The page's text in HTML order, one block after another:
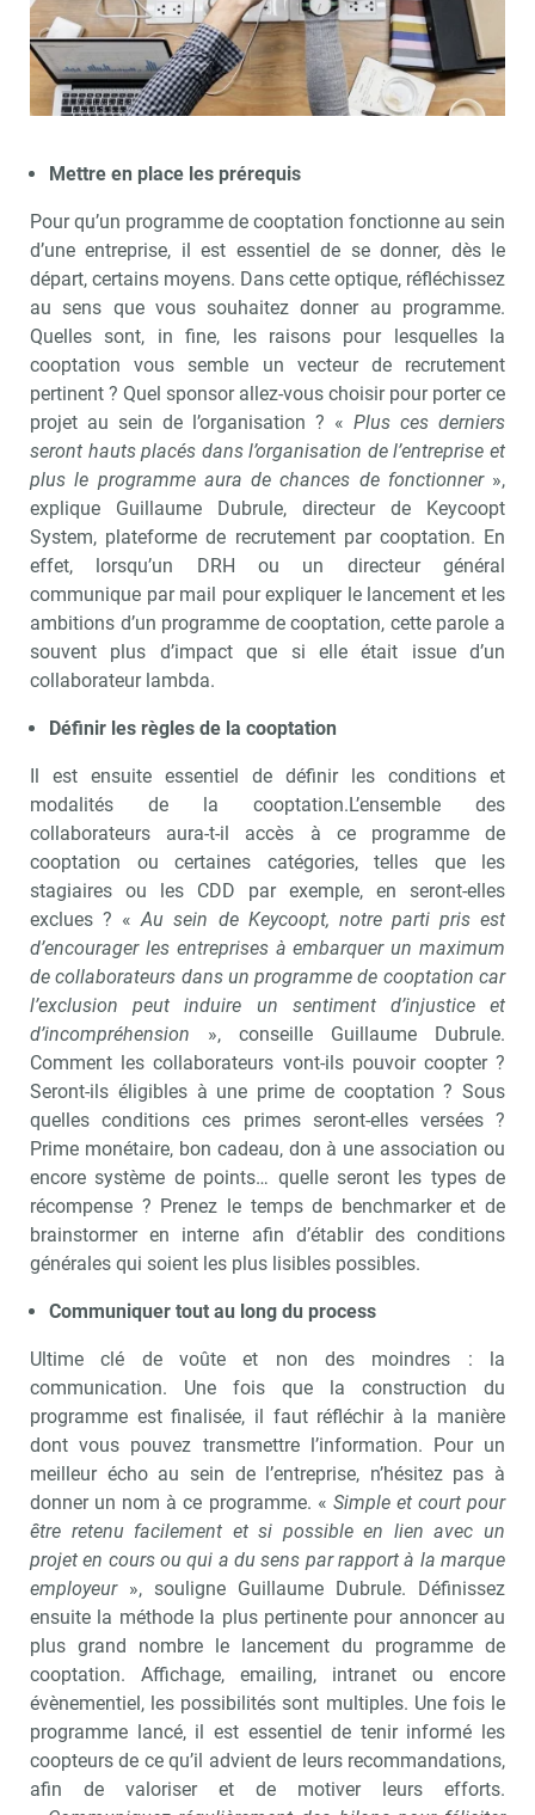
Mettre en place les prérequis
Pour qu’un programme de cooptation fonctionne au sein
d’une entreprise, il est essentiel de se donner, dès le
départ, certains moyens. Dans cette optique, réfléchissez
au sens que vous souhaitez donner au programme.
Quelles sont, in fine, les raisons pour lesquelles la
cooptation vous semble un vecteur de recrutement
pertinent ? Quel sponsor allez-vous choisir pour porter ce
projet au sein de l’organisation ? « Plus ces derniers
seront hauts placés dans l’organisation de l’entreprise et
plus le programme aura de chances de fonctionner»,
explique Guillaume Dubrule, directeur de Keycoopt
System, plateforme de recrutement par cooptation. En
effet, lorsqu’un DRH ou un directeur général
communique par mail pour expliquer le lancement et les
ambitions d’un programme de cooptation, cette parole a
souvent plus d’impact que si elle était issue d’un
collaborateur lambda.
Définir les règles de la cooptation
Il est ensuite essentiel de définir les conditions et
modalités de la cooptation.L’ensemble des
collaborateurs aura-t-il accès à ce programme de
cooptation ou certaines catégories, telles que les
stagiaires ou les CDD par exemple, en seront-elles
exclues ? «Au sein de Keycoopt, notre parti pris est
d’encourager les entreprises à embarquer un maximum
de collaborateurs dans un programme de cooptation car
l’exclusion peut induire un sentiment d’injustice et
d’incompréhension », conseille Guillaume Dubrule.
Comment les collaborateurs vont-ils pouvoir coopter ?
Seront-ils éligibles à une prime de cooptation ? Sous
quelles conditions ces primes seront-elles versées ?
Prime monétaire, bon cadeau, don à une association ou
encore système de points… quelle seront les types de
récompense ? Prenez le temps de benchmarker et de
brainstormer en interne afin d’établir des conditions
générales qui soient les plus lisibles possibles.
Communiquer tout au long du process
Ultime clé de voûte et non des moindres : la
communication. Une fois que la construction du
programme est finalisée, il faut réfléchir à la manière
dont vous pouvez transmettre l’information. Pour un
meilleur écho au sein de l’entreprise, n’hésitez pas à
donner un nom à ce programme. « Simple et court pour
être retenu facilement et si possible en lien avec un
projet en cours ou qui a du sens par rapport à la marque
employeur», souligne Guillaume Dubrule. Définissez
ensuite la méthode la plus pertinente pour annoncer au
plus grand nombre le lancement du programme de
cooptation. Affichage, emailing, intranet ou encore
évènementiel, les possibilités sont multiples. Une fois le
programme lancé, il est essentiel de tenir informé les
coopteurs de ce qu’il advient de leurs recommandations,
afin de valoriser et de motiver leurs efforts.